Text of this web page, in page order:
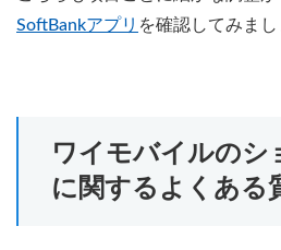
SoftBankアプリ を確認してみまし
ワイモバイルのシ
に関するよくある